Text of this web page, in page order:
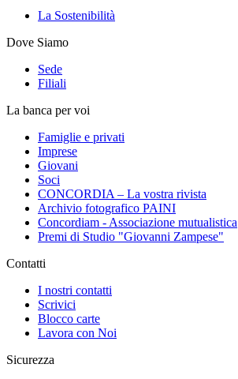
La Sostenibilità
Dove Siamo
Sede
Filiali
La banca per voi
Famiglie e privati
Imprese
Giovani
Soci
CONCORDIA – La vostra rivista
Archivio fotografico PAINI
Concordiam - Associazione mutualistica
Premi di Studio "Giovanni Zampese"
Contatti
I nostri contatti
Scrivici
Blocco carte
Lavora con Noi
Sicurezza